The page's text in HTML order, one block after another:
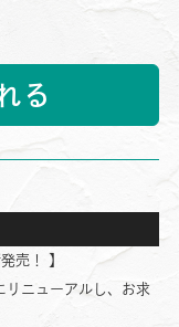
る
売！ 】
リニューアルし、お求